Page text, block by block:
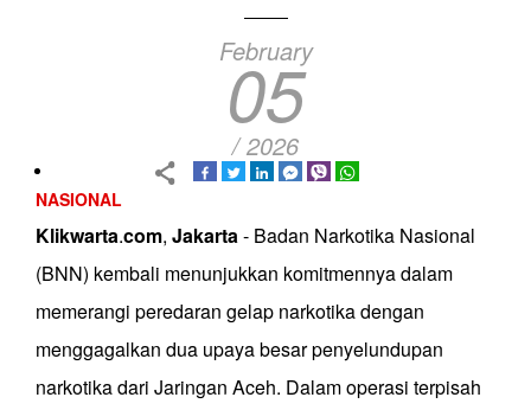
February
05
/ 2026
NASIONAL
Klikwarta.com, Jakarta- Badan Narkotika Nasional
(BNN) kembali menunjukkan komitmennya dalam
memerangi peredaran gelap narkotika dengan
menggagalkan dua upaya besar penyelundupan
narkotika dari Jaringan Aceh. Dalam operasi terpisah